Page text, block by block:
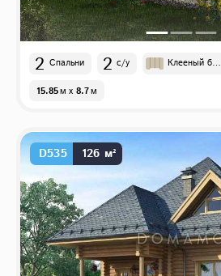
2 Спальни 2 с/у
Клееный бру
15.85м x 8.7м
D535 126 м²